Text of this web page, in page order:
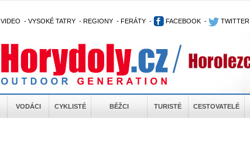
VIDEO - VYSOKÉ TATRY - REGIONY - FERÁTY - FACEBOOK - TWITTER
VODÁCI CYKLISTÉ BĚŽCI TURISTÉ CESTOVATELÉ